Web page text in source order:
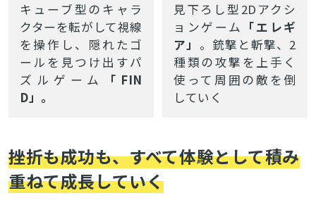
キューブ型のキャラ
クターを転がして視線
を操作し、隠れたゴ
ールを見つけ出すパ
ズルゲーム
「FIN
D」。
見下ろし型2Dアクシ
ョンゲーム 「エレギ
ア」 。 銃撃と斬撃、2
種類の攻撃を上手く
使って周囲の敵を倒
していく
挫折も成功も、すべて体験として積み
重ねて成長していく